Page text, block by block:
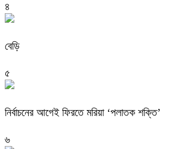
৪
বেড়ি
৫
নির্বাচনের আগেই ফিরতে মরিয়া ‘পলাতক শক্তি’
৬